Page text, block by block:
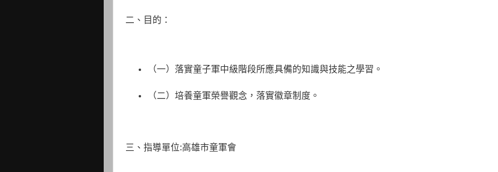
二、目的：
（一）落實童子軍中級階段所應具備的知識與技能之學習。
（二）培養童軍榮譽觀念，落實徽章制度。
三、指導單位:高雄市童軍會